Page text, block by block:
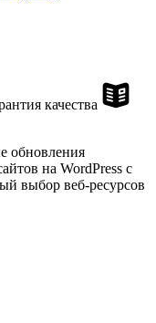
качества
обновления
на WordPress с
выбор веб-ресурсов